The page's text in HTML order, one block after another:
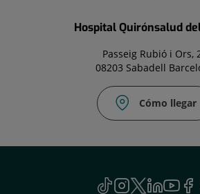
Hospital Quirónsalud
Passeig Rubió i Ors,
08203 Sabadell
Cómo llegar
937
TikTok
EsteInstagram
EsteTwitter
EsteLinkedin
EsteEsteEste